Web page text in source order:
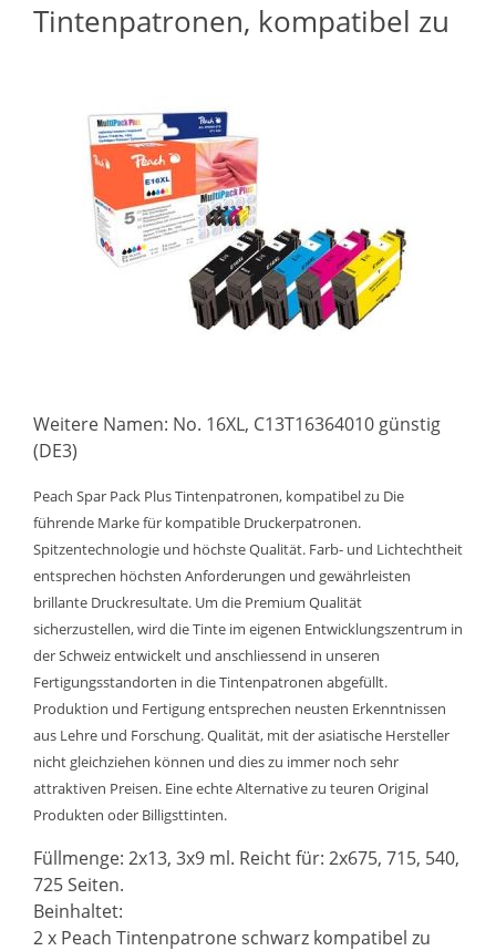
Tintenpatronen, kompatibel zu
Weitere Namen: No. 16XL, C13T16364010 günstig
(DE3)
Peach Spar Pack Plus Tintenpatronen, kompatibel zu Die
führende Marke für kompatible Druckerpatronen.
Spitzentechnologie und höchste Qualität. Farb- und Lichtechtheit
entsprechen höchsten Anforderungen und gewährleisten
brillante Druckresultate. Um die Premium Qualität
sicherzustellen, wird die Tinte im eigenen Entwicklungszentrum in
der Schweiz entwickelt und anschliessend in unseren
Fertigungsstandorten in die Tintenpatronen abgefüllt.
Produktion und Fertigung entsprechen neusten Erkenntnissen
aus Lehre und Forschung. Qualität, mit der asiatische Hersteller
nicht gleichziehen können und dies zu immer noch sehr
attraktiven Preisen. Eine echte Alternative zu teuren Original
Produkten oder Billigsttinten.
Füllmenge: 2x13, 3x9 ml. Reicht für: 2x675, 715, 540,
725 Seiten.
Beinhaltet:
2 x Peach Tintenpatrone schwarz kompatibel zu